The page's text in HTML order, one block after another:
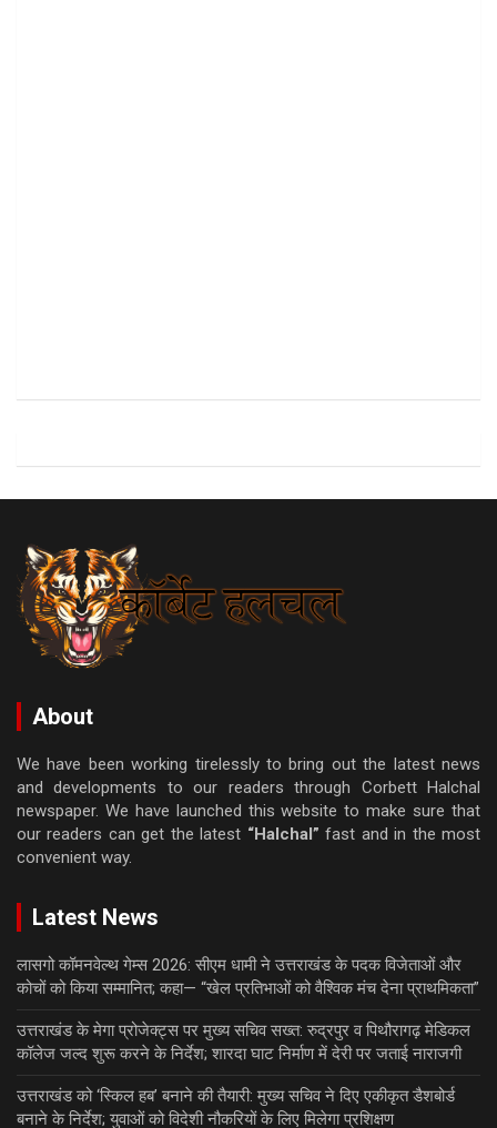
About
We have been working tirelessly to bring out the latest news
and developments to our readers through Corbett Halchal
newspaper. We have launched this website to make sure that
our readers can get the latest “Halchal” fast and in the most
convenient way.
Latest News
लासगो कॉमनवेल्थ गेम्स 2026: सीएम धामी ने उत्तराखंड के पदक विजेताओं और
कोचों को किया सम्मानित; कहा— “खेल प्रतिभाओं को वैश्विक मंच देना प्राथमिकता”
उत्तराखंड के मेगा प्रोजेक्ट्स पर मुख्य सचिव सख्त: रुद्रपुर व पिथौरागढ़ मेडिकल
कॉलेज जल्द शुरू करने के निर्देश; शारदा घाट निर्माण में देरी पर जताई नाराजगी
उत्तराखंड को ‘स्किल हब’ बनाने की तैयारी: मुख्य सचिव ने दिए एकीकृत डैशबोर्ड
बनाने के निर्देश; युवाओं को विदेशी नौकरियों के लिए मिलेगा प्रशिक्षण